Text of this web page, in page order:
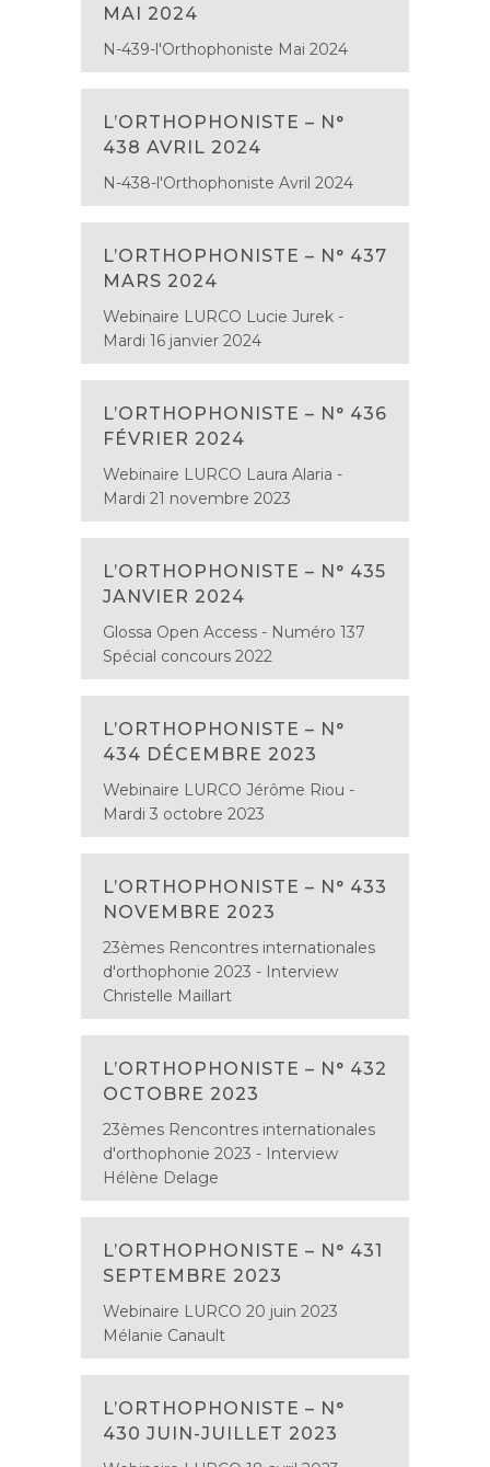
MAI 2024
N-439-l'Orthophoniste Mai 2024
L’ORTHOPHONISTE – N°
438 AVRIL 2024
N-438-l'Orthophoniste Avril 2024
L’ORTHOPHONISTE – N° 437
MARS 2024
Webinaire LURCO Lucie Jurek -
Mardi 16 janvier 2024
L’ORTHOPHONISTE – N° 436
FÉVRIER 2024
Webinaire LURCO Laura Alaria -
Mardi 21 novembre 2023
L’ORTHOPHONISTE – N° 435
JANVIER 2024
Glossa Open Access - Numéro 137
Spécial concours 2022
L’ORTHOPHONISTE – N°
434 DÉCEMBRE 2023
Webinaire LURCO Jérôme Riou -
Mardi 3 octobre 2023
L’ORTHOPHONISTE – N° 433
NOVEMBRE 2023
23èmes Rencontres internationales
d'orthophonie 2023 - Interview
Christelle Maillart
L’ORTHOPHONISTE – N° 432
OCTOBRE 2023
23èmes Rencontres internationales
d'orthophonie 2023 - Interview
Hélène Delage
L’ORTHOPHONISTE – N° 431
SEPTEMBRE 2023
Webinaire LURCO 20 juin 2023
Mélanie Canault
L’ORTHOPHONISTE – N°
430 JUIN-JUILLET 2023